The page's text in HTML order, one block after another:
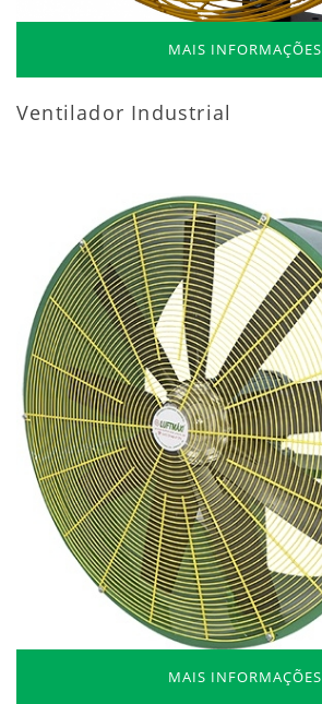
MAIS INFORMAÇÕES
Ventilador Industrial
MAIS INFORMAÇÕES